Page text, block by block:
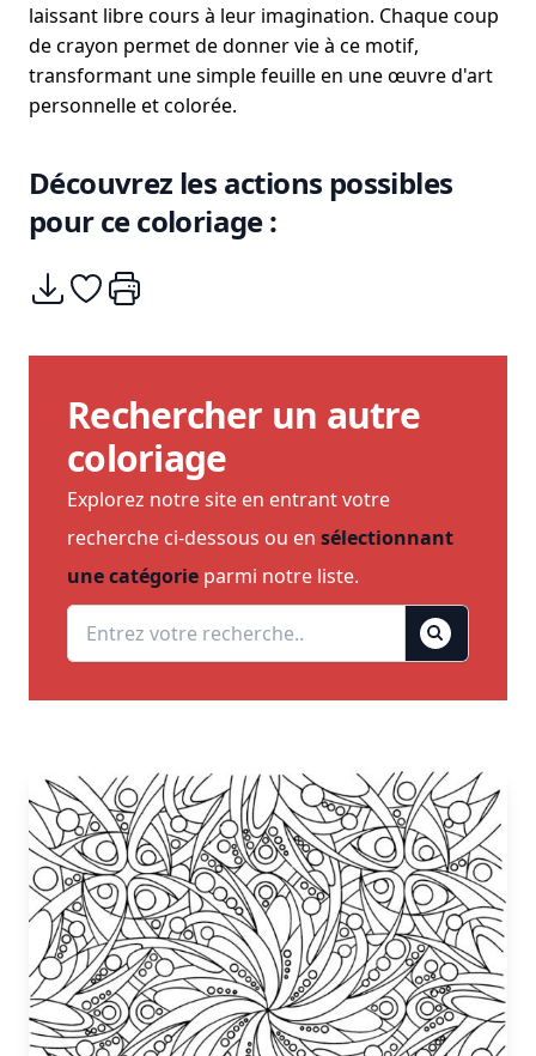
laissant libre cours à leur imagination. Chaque coup
de crayon permet de donner vie à ce motif,
transformant une simple feuille en une œuvre d'art
personnelle et colorée.
Découvrez les actions possibles
pour ce coloriage :
Télécharger
Ajouter à mes coups de coeurs
Imprimer
Rechercher un autre
coloriage
Explorez notre site en entrant votre
recherche ci-dessous ou en sélectionnant
une catégorie parmi notre liste.